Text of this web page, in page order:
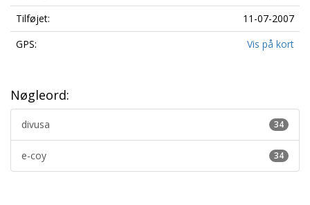
Tilføjet:
11-07-2007
GPS:
Vis på kort
Nøgleord:
34
divusa
34
e-coy